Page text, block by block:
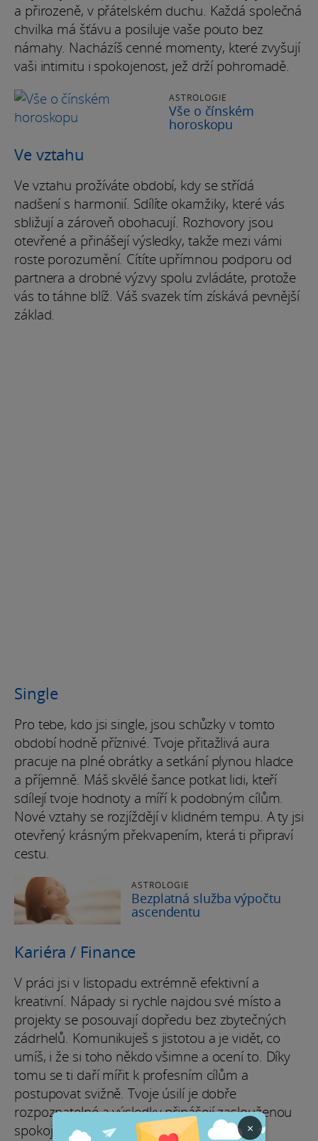
a přirozeně, v přátelském duchu. Každá společná
chvilka má šťávu a posiluje vaše pouto bez
námahy. Nacházíš cenné momenty, které zvyšují
vaši intimitu i spokojenost, jež drží pohromadě.
ASTROLOGIE
Vše o čínském
horoskopu
Ve vztahu
Ve vztahu prožíváte období, kdy se střídá
nadšení s harmonií. Sdílíte okamžiky, které vás
sbližují a zároveň obohacují. Rozhovory jsou
otevřené a přinášejí výsledky, takže mezi vámi
roste porozumění. Cítíte upřímnou podporu od
partnera a drobné výzvy spolu zvládáte, protože
vás to táhne blíž. Váš svazek tím získává pevnější
základ.
Single
Pro tebe, kdo jsi single, jsou schůzky v tomto
období hodně příznivé. Tvoje přitažlivá aura
pracuje na plné obrátky a setkání plynou hladce
a příjemně. Máš skvělé šance potkat lidi, kteří
sdílejí tvoje hodnoty a míří k podobným cílům.
Nové vztahy se rozjíždějí v klidném tempu. A ty jsi
otevřený krásným překvapením, která ti připraví
cestu.
ASTROLOGIE
Bezplatná služba výpočtu
ascendentu
Kariéra / Finance
V práci jsi v listopadu extrémně efektivní a
kreativní. Nápady si rychle najdou své místo a
projekty se posouvají dopředu bez zbytečných
zádrhelů. Komunikuješ s jistotou a je vidět, co
umíš, i že si toho někdo všimne a ocení to. Díky
tomu se ti daří mířit k profesním cílům a
postupovat svižně. Tvoje úsilí je dobře
rozpoznatelné a výsledky přinášejí zaslouženou
spokojenost.
×